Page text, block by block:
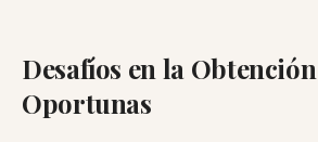
Desafíos en la
Oportunas